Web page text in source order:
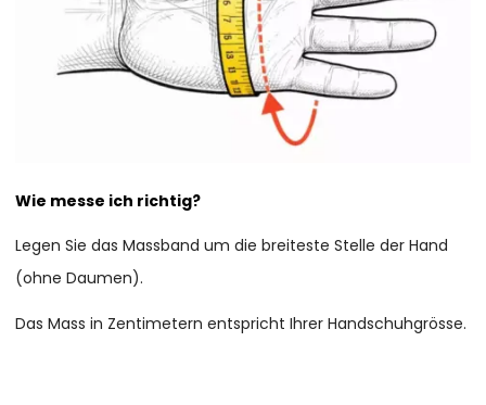
Wie messe ich richtig?
Legen Sie das Massband um die breiteste Stelle der Hand
(ohne Daumen).
Das Mass in Zentimetern entspricht Ihrer Handschuhgrösse.